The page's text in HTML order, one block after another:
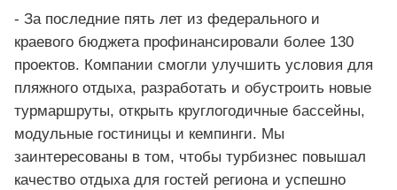
- За последние пять лет из федерального и
краевого бюджета профинансировали более 130
проектов. Компании смогли улучшить условия для
пляжного отдыха, разработать и обустроить новые
турмаршруты, открыть круглогодичные бассейны,
модульные гостиницы и кемпинги. Мы
заинтересованы в том, чтобы турбизнес повышал
качество отдыха для гостей региона и успешно